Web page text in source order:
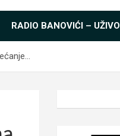
RADIO BANOVIĆI – UŽIVO